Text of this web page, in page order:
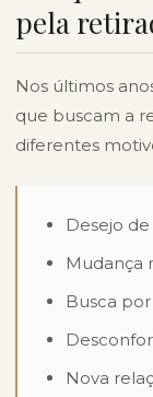
pela
Nos últimos
que buscam a
diferentes
Desejo
Mudança
Busca
Nova